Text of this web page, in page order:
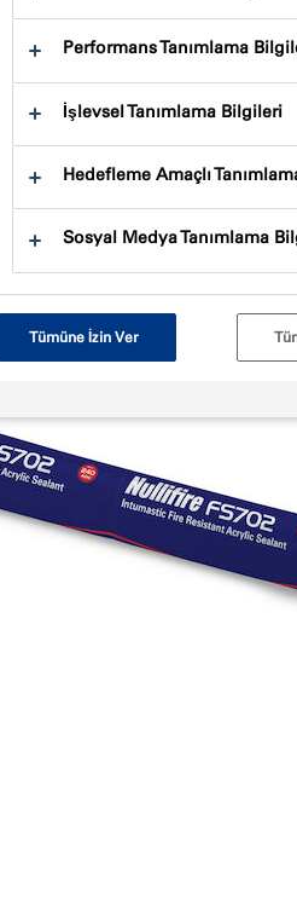
ve yangın dayanımlı
4 saate kadar yangın
Performans Tanımlama
İşlevsel Tanımlama Bilgileri
Hedefleme Amaçlı
Sosyal Medya Tanımlama
Tümüne İzin Ver